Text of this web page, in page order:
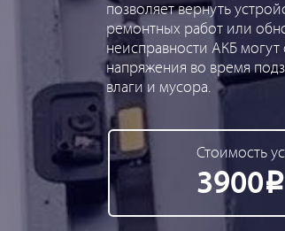
позволяет вернуть
ремонтных работ или
неисправности АКБ могут
напряжения во время
влаги и мусора.
Стоимость
3900Р